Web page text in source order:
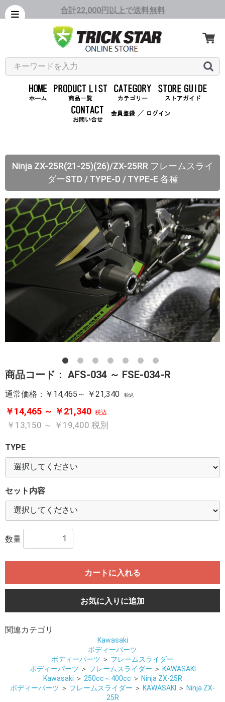
合計22,000円以上で送料無料
／
Ninja ZX-25R(21-25)(26)/ZX-25RR フレームスライ
ダーSTD / TYPE-D / TYPE-E 各種
商品コード： AFS-034 ～ FSE-034-R
通常価格： ￥14,465～ ￥21,340 税込
￥14,465 ～ ￥21,340 税込
￥13,150 ～ ￥19,400 税別
TYPE
セット内容
数量
カートに入れる
お気に入りに追加
関連カテゴリ
Kawasaki
ボディーパーツ
ボディーパーツ ＞ フレームスライダー
ボディーパーツ ＞ フレームスライダー ＞ KAWASAKI
Kawasaki ＞ 250cc～400cc ＞ Ninja ZX-25R
ボディーパーツ ＞ フレームスライダー ＞ KAWASAKI ＞ Ninja ZX-
25R